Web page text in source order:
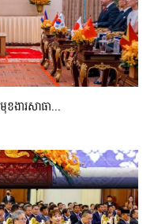
ខងារសាធា...